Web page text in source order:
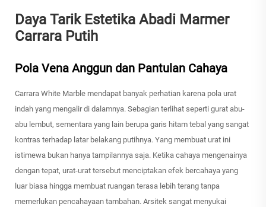
Daya Tarik Estetika Abadi Marmer
Carrara Putih
Pola Vena Anggun dan Pantulan Cahaya
Carrara White Marble mendapat banyak perhatian karena pola urat
indah yang mengalir di dalamnya. Sebagian terlihat seperti gurat abu-
abu lembut, sementara yang lain berupa garis hitam tebal yang sangat
kontras terhadap latar belakang putihnya. Yang membuat urat ini
istimewa bukan hanya tampilannya saja. Ketika cahaya mengenainya
dengan tepat, urat-urat tersebut menciptakan efek bercahaya yang
luar biasa hingga membuat ruangan terasa lebih terang tanpa
memerlukan pencahayaan tambahan. Arsitek sangat menyukai